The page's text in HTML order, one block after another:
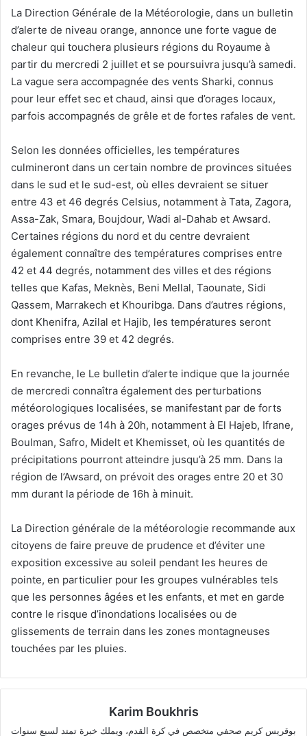
La Direction Générale de la Météorologie, dans un bulletin
d’alerte de niveau orange, annonce une forte vague de
chaleur qui touchera plusieurs régions du Royaume à
partir du mercredi 2 juillet et se poursuivra jusqu’à samedi.
La vague sera accompagnée des vents Sharki, connus
pour leur effet sec et chaud, ainsi que d’orages locaux,
parfois accompagnés de grêle et de fortes rafales de vent.
Selon les données officielles, les températures
culmineront dans un certain nombre de provinces situées
dans le sud et le sud-est, où elles devraient se situer
entre 43 et 46 degrés Celsius, notamment à Tata, Zagora,
Assa-Zak, Smara, Boujdour, Wadi al-Dahab et Awsard.
Certaines régions du nord et du centre devraient
également connaître des températures comprises entre
42 et 44 degrés, notamment des villes et des régions
telles que Kafas, Meknès, Beni Mellal, Taounate, Sidi
Qassem, Marrakech et Khouribga. Dans d’autres régions,
dont Khenifra, Azilal et Hajib, les températures seront
comprises entre 39 et 42 degrés.
En revanche, le Le bulletin d’alerte indique que la journée
de mercredi connaîtra également des perturbations
météorologiques localisées, se manifestant par de forts
orages prévus de 14h à 20h, notamment à El Hajeb, Ifrane,
Boulman, Safro, Midelt et Khemisset, où les quantités de
précipitations pourront atteindre jusqu’à 25 mm. Dans la
région de l’Awsard, on prévoit des orages entre 20 et 30
mm durant la période de 16h à minuit.
La Direction générale de la météorologie recommande aux
citoyens de faire preuve de prudence et d’éviter une
exposition excessive au soleil pendant les heures de
pointe, en particulier pour les groupes vulnérables tels
que les personnes âgées et les enfants, et met en garde
contre le risque d’inondations localisées ou de
glissements de terrain dans les zones montagneuses
touchées par les pluies.
Karim Boukhris
بوقريس كريم صحفي متخصص في كرة القدم، ويملك خبرة تمتد لسبع سنوات